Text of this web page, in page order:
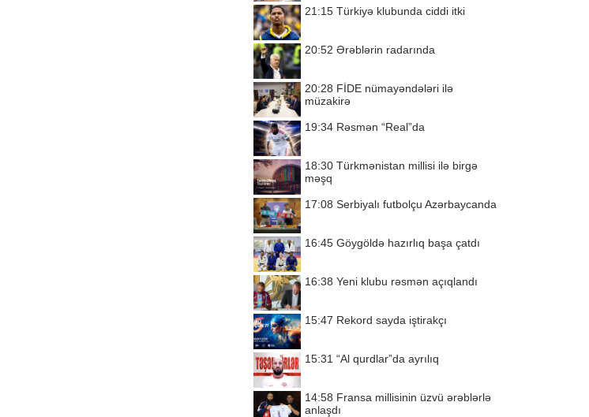
21:15 Türkiyə klubunda ciddi itki
20:52 Ərəblərin radarında
20:28 FİDE nümayəndələri ilə
müzakirə
19:34 Rəsmən “Real”da
18:30 Türkmənistan millisi ilə birgə
məşq
17:08 Serbiyalı futbolçu Azərbaycanda
16:45 Göygöldə hazırlıq başa çatdı
16:38 Yeni klubu rəsmən açıqlandı
15:47 Rekord sayda iştirakçı
15:31 “Al qurdlar”da ayrılıq
14:58 Fransa millisinin üzvü ərəblərlə
anlaşdı